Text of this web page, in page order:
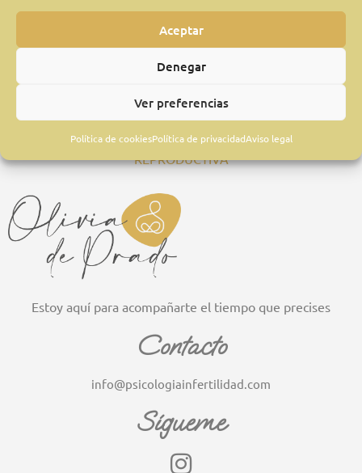
Aceptar
Denegar
Ver preferencias
Política de cookiesPolítica de privacidadAviso legal
SOMOS ESPECIALISTAS EN PSICOLOGÍA
REPRODUCTIVA
Estoy aquí para acompañarte el tiempo que precises
Contacto
info@psicologiainfertilidad.com
Sígueme